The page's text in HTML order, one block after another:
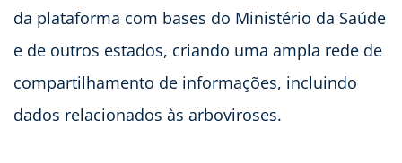
da plataforma com bases do Ministério da Saúde
e de outros estados, criando uma ampla rede de
compartilhamento de informações, incluindo
dados relacionados às arboviroses.